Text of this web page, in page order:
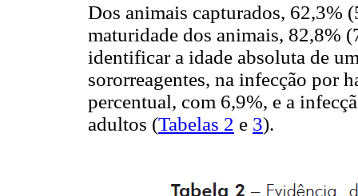
Dos animais capturados, 62,3%
maturidade dos animais, 82,8%
identificar a idade absoluta de
sororreagentes, na infecção por
percentual, com 6,9%, e a
adultos (Tabelas 2 e 3).